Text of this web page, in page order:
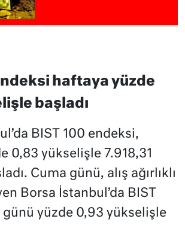
haftaya yüzde
başladı
BIST 100 endeksi,
0,83 yükselişle 7.918,31
Cuma günü, alış ağırlıklı
Borsa İstanbul’da BIST
günü yüzde 0,93 yükselişle